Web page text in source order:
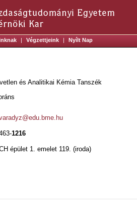
| Végzettjeink | Nyílt Nap
és Analitikai Kémia Tanszék
1216
épület 1. emelet 119. (iroda)